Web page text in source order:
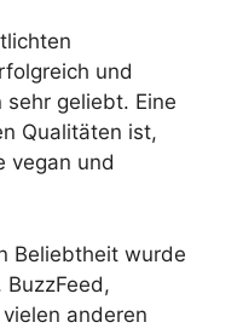
und
geliebt. Eine
Qualitäten ist,
vegan und
Beliebtheit wurde
BuzzFeed,
anderen